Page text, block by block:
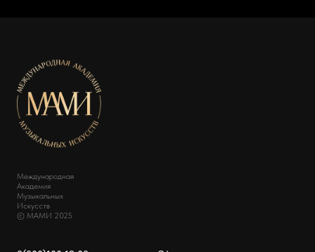
Международная
Академия
Музыкальных
Искусств
© МАМИ 2025